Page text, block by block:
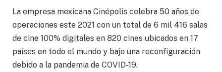
La empresa mexicana Cinépolis celebra 50 años de
operaciones este 2021 con un total de 6 mil 416 salas
de cine 100% digitales en 820 cines ubicados en 17
países en todo el mundo y bajo una reconfiguración
debido a la pandemia de COVID-19.